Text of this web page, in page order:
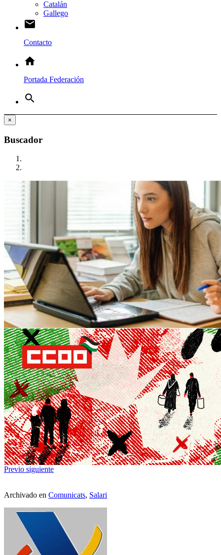
Catalán
Gallego
email
Contacto
home
Portada Federación
search
×
Buscador
Previo siguiente
Archivado en Comunicats, Salari